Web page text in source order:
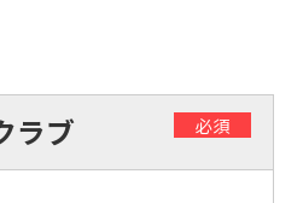
ラブ 必須
use
an
automatic